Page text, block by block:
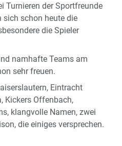
Turnieren der Sportfreunde
sich schon heute die
die Spieler
namhafte Teams am
sehr freuen.
Eintracht
Kickers Offenbach,
klangvolle Namen, zwei
die einiges versprechen.